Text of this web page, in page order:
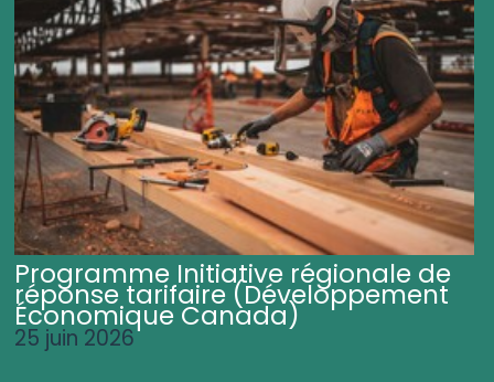
Programme Initiative régionale de
réponse tarifaire (Développement
Économique Canada)
25 juin 2026